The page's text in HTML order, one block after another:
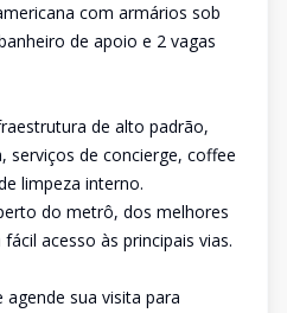
com armários sob
de apoio e 2 vagas
de alto padrão,
serviços de concierge, coffee
limpeza interno.
do metrô, dos melhores
acesso às principais vias.
sua visita para